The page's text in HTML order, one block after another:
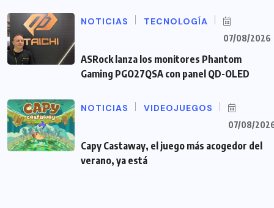
NOTICIAS TECNOLOGÍA
07/08/2026
ASRock lanza los monitores Phantom
Gaming PGO27QSA con panel QD-OLED
NOTICIAS VIDEOJUEGOS
07/08/
Capy Castaway, el juego más acogedor del
verano, ya está